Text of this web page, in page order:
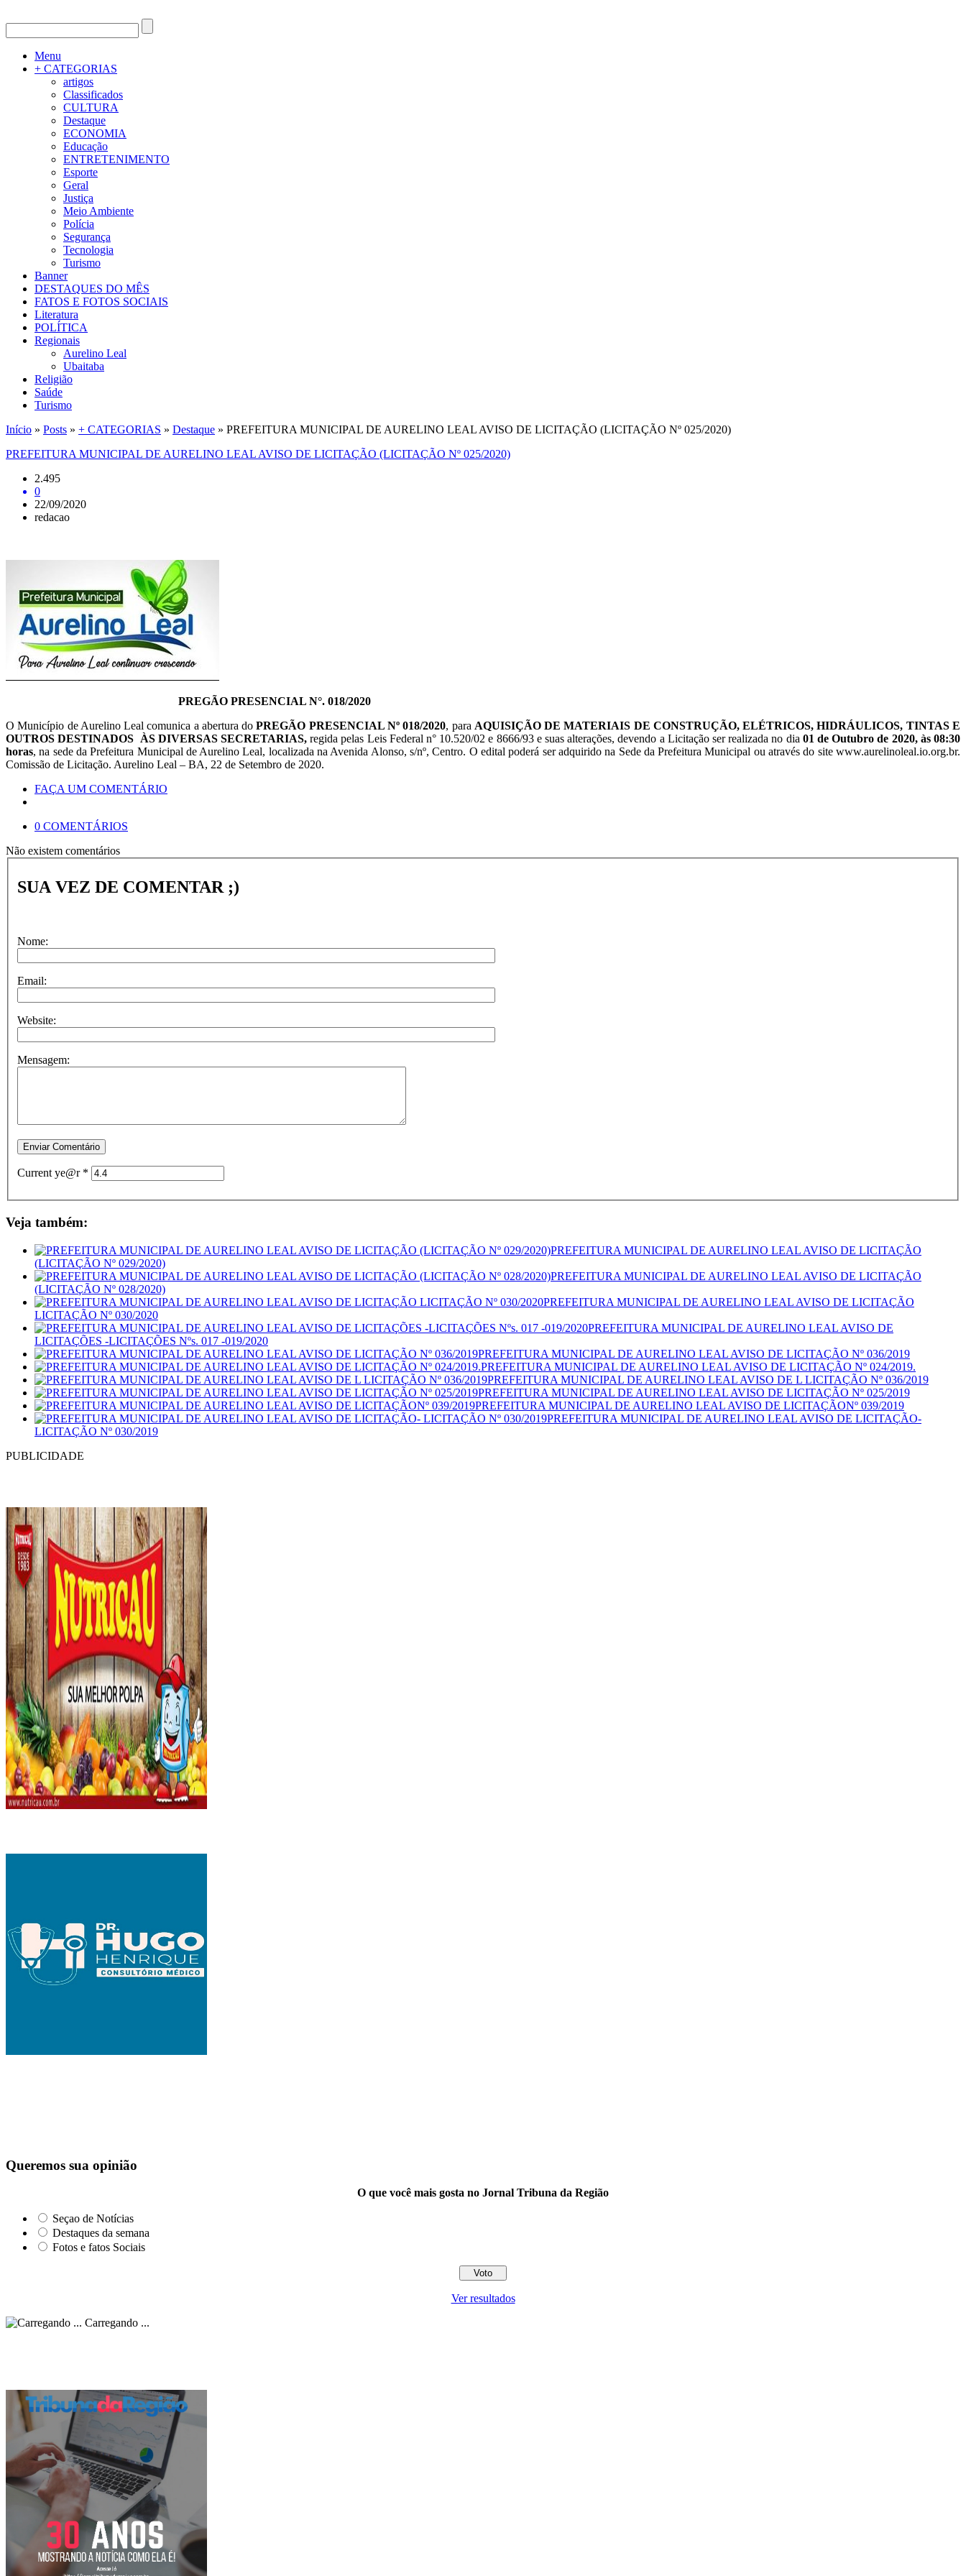
Menu
+ CATEGORIAS
artigos
Classificados
CULTURA
Destaque
ECONOMIA
Educação
ENTRETENIMENTO
Esporte
Geral
Justiça
Meio Ambiente
Polícia
Segurança
Tecnologia
Turismo
Banner
DESTAQUES DO MÊS
FATOS E FOTOS SOCIAIS
Literatura
POLÍTICA
Regionais
Aurelino Leal
Ubaitaba
Religião
Saúde
Turismo
Início » Posts » + CATEGORIAS » Destaque » PREFEITURA MUNICIPAL DE AURELINO LEAL AVISO DE LICITAÇÃO (LICITAÇÃO Nº 025/2020)
PREFEITURA MUNICIPAL DE AURELINO LEAL AVISO DE LICITAÇÃO (LICITAÇÃO Nº 025/2020)
2.495
0
22/09/2020
redacao
PREGÃO PRESENCIAL N°. 018/2020
O Município de Aurelino Leal comunica a abertura doPREGÃO PRESENCIAL Nº 018/2020, para AQUISIÇÃO DE MATERIAIS DE CONSTRUÇÃO, ELÉTRICOS, HIDRÁULICOS, TINTAS E
OUTROS DESTINADOS ÀS DIVERSAS SECRETARIAS,regida pelas Leis Federal n° 10.520/02 e 8666/93 e suas alterações, devendo a Licitação ser realizada no dia 01 de Outubro de 2020, às 08:30
horas, na sede da Prefeitura Municipal de Aurelino Leal, localizada na Avenida Alonso, s/nº, Centro. O edital poderá ser adquirido na Sede da Prefeitura Municipal ou através do site www.aurelinoleal.io.org.br.
Comissão de Licitação. Aurelino Leal – BA, 22 de Setembro de 2020.
FAÇA UM COMENTÁRIO
0 COMENTÁRIOS
Não existem comentários
SUA VEZ DE COMENTAR ;)
Nome:
Email:
Website:
Mensagem:
Current ye@r *
Veja também:
PREFEITURA MUNICIPAL DE AURELINO LEAL AVISO DE LICITAÇÃO
(LICITAÇÃO Nº 029/2020)
PREFEITURA MUNICIPAL DE AURELINO LEAL AVISO DE LICITAÇÃO
(LICITAÇÃO Nº 028/2020)
PREFEITURA MUNICIPAL DE AURELINO LEAL AVISO DE LICITAÇÃO
LICITAÇÃO Nº 030/2020
PREFEITURA MUNICIPAL DE AURELINO LEAL AVISO DE
LICITAÇÕES -LICITAÇÕES Nºs. 017 -019/2020
PREFEITURA MUNICIPAL DE AURELINO LEAL AVISO DE LICITAÇÃO Nº 036/2019
PREFEITURA MUNICIPAL DE AURELINO LEAL AVISO DE LICITAÇÃO Nº 024/2019.
PREFEITURA MUNICIPAL DE AURELINO LEAL AVISO DE L LICITAÇÃO Nº 036/2019
PREFEITURA MUNICIPAL DE AURELINO LEAL AVISO DE LICITAÇÃO Nº 025/2019
PREFEITURA MUNICIPAL DE AURELINO LEAL AVISO DE LICITAÇÃONº 039/2019
PREFEITURA MUNICIPAL DE AURELINO LEAL AVISO DE LICITAÇÃO-
LICITAÇÃO Nº 030/2019
PUBLICIDADE
Queremos sua opinião
O que você mais gosta no Jornal Tribuna da Região
Seçao de Notícias
Destaques da semana
Fotos e fatos Sociais
Ver resultados
Carregando ...